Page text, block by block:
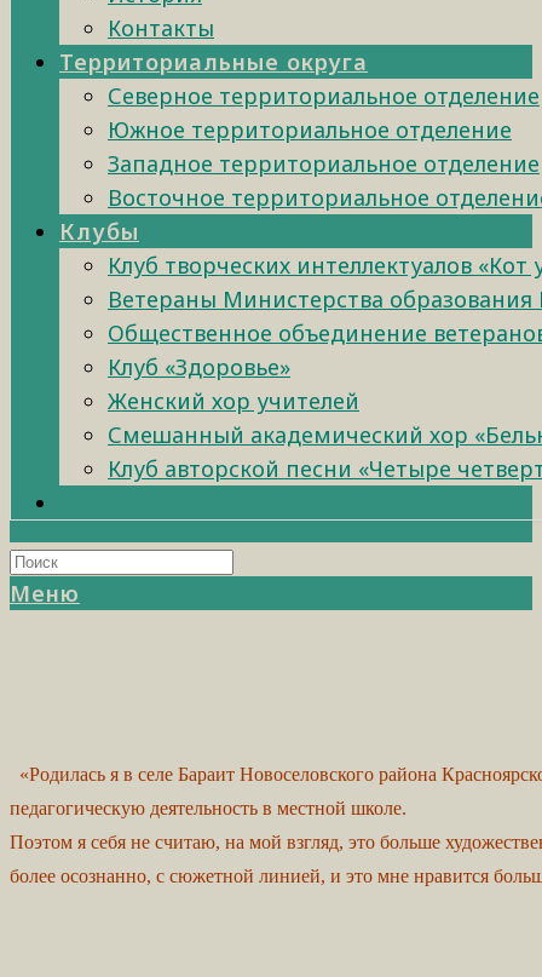
Контакты
Территориальные округа
Северное территориальное отделение
Южное территориальное отделение
Западное территориальное отделение
Восточное территориальное
Клубы
Клуб творческих интеллектуалов «Кот
Ветераны Министерства образования
Общественное объединение
Клуб «Здоровье»
Женский хор учителей
Смешанный академический хор
Клуб авторской песни «Четыре
Меню
«Родилась я в селе Бараит Новоселовского района
педагогическую деятельность в местной школе.
Поэтом я себя не считаю, на мой взгляд, это больше
более осознанно, с сюжетной линией, и это мне нравится